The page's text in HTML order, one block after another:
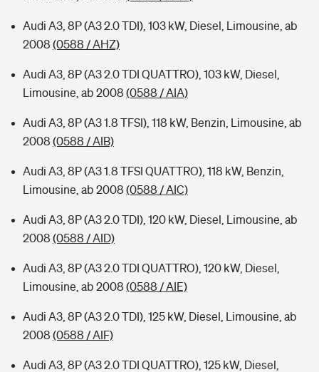
Audi A3, 8P (A3 2.0 TDI), 103 kW, Diesel, Limousine, ab
2008 (0588 / AHZ)
Audi A3, 8P (A3 2.0 TDI QUATTRO), 103 kW, Diesel,
Limousine, ab 2008 (0588 / AIA)
Audi A3, 8P (A3 1.8 TFSI), 118 kW, Benzin, Limousine, ab
2008 (0588 / AIB)
Audi A3, 8P (A3 1.8 TFSI QUATTRO), 118 kW, Benzin,
Limousine, ab 2008 (0588 / AIC)
Audi A3, 8P (A3 2.0 TDI), 120 kW, Diesel, Limousine, ab
2008 (0588 / AID)
Audi A3, 8P (A3 2.0 TDI QUATTRO), 120 kW, Diesel,
Limousine, ab 2008 (0588 / AIE)
Audi A3, 8P (A3 2.0 TDI), 125 kW, Diesel, Limousine, ab
2008 (0588 / AIF)
Audi A3, 8P (A3 2.0 TDI QUATTRO), 125 kW, Diesel,